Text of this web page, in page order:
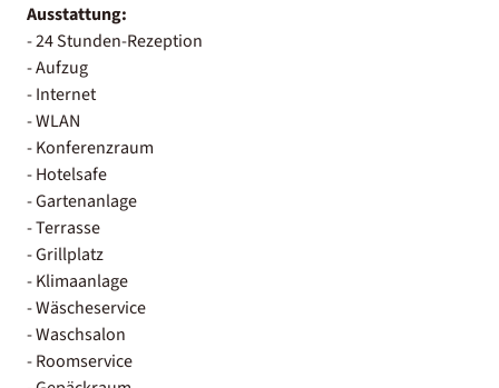
Ausstattung:
- 24 Stunden-Rezeption
- Aufzug
- Internet
- WLAN
- Konferenzraum
- Hotelsafe
- Gartenanlage
- Terrasse
- Grillplatz
- Klimaanlage
- Wäscheservice
- Waschsalon
- Roomservice